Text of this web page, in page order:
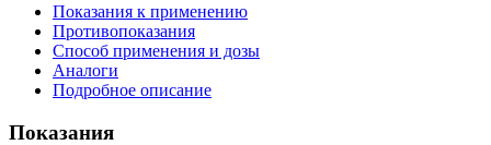
Показания к применению
Противопоказания
Способ применения и дозы
Аналоги
Подробное описание
Показания